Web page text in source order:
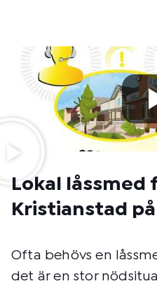
Lokal låssmed
Kristianstad
Ofta behövs en
det är en stor